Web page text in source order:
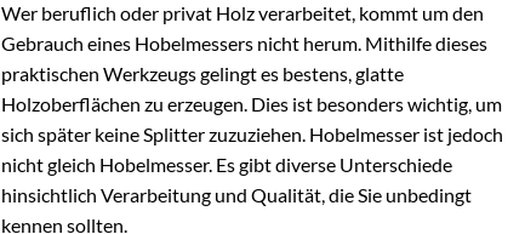
Wer beruflich oder privat Holz verarbeitet, kommt um den
Gebrauch eines Hobelmessers nicht herum. Mithilfe dieses
praktischen Werkzeugs gelingt es bestens, glatte
Holzoberflächen zu erzeugen. Dies ist besonders wichtig, um
sich später keine Splitter zuzuziehen. Hobelmesser ist jedoch
nicht gleich Hobelmesser. Es gibt diverse Unterschiede
hinsichtlich Verarbeitung und Qualität, die Sie unbedingt
kennen sollten.